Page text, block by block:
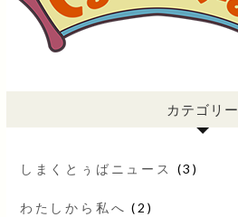
カテゴリー
しまくとぅばニュース (3)
わたしから私へ (2)